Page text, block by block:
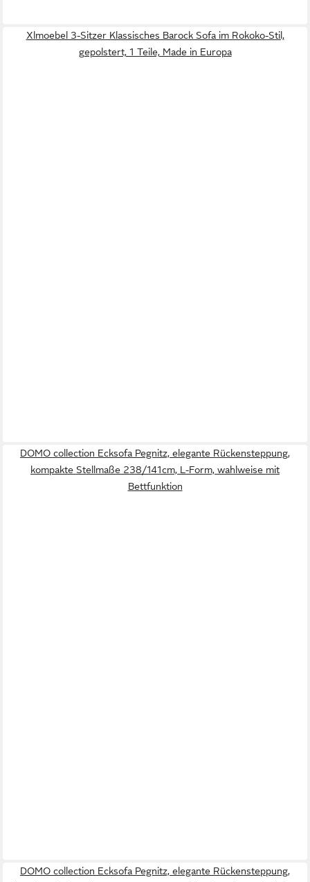
Xlmoebel 3-Sitzer Klassisches Barock Sofa im Rokoko-Stil,
gepolstert, 1 Teile, Made in Europa
DOMO collection Ecksofa Pegnitz, elegante Rückensteppung,
kompakte Stellmaße 238/141cm, L-Form, wahlweise mit
Bettfunktion
DOMO collection Ecksofa Pegnitz, elegante Rückensteppung,